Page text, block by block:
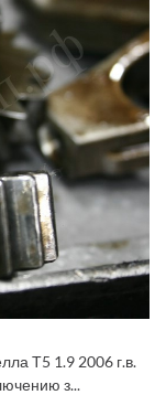
Т5 1.9 2006 г.в.
з...